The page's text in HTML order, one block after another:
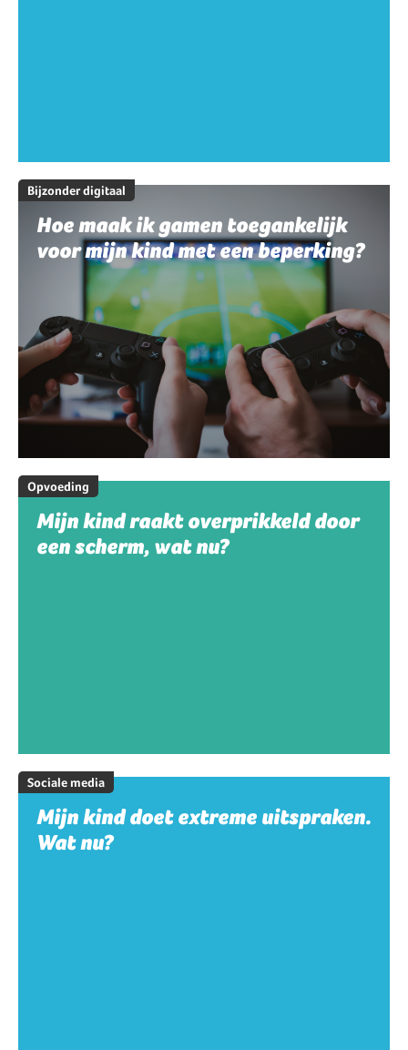
Bijzonder digitaal
Hoe maak ik gamen toegankelijk
voor mijn kind met een beperking?
Opvoeding
Mijn kind raakt overprikkeld door
een scherm, wat nu?
Sociale media
Mijn kind doet extreme uitspraken.
Wat nu?